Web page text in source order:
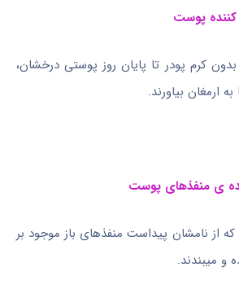
پوست
بدون کرم پودر تا پایان روز پوستی درخشان،
ارمغان بیاورند.
ی منفذهای پوست
که از نامشان پیداست منفذهای باز موجود بر
و میبندند.